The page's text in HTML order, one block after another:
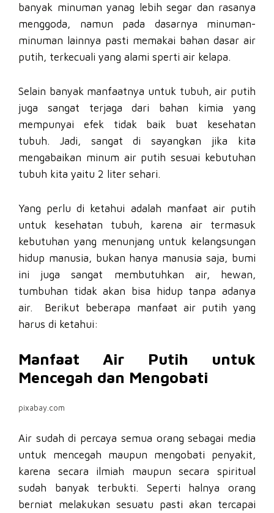
banyak minuman yanag lebih segar dan rasanya
menggoda, namun pada dasarnya minuman-
minuman lainnya pasti memakai bahan dasar air
putih, terkecuali yang alami sperti air kelapa.
Selain banyak manfaatnya untuk tubuh, air putih
juga sangat terjaga dari bahan kimia yang
mempunyai efek tidak baik buat kesehatan
tubuh. Jadi, sangat di sayangkan jika kita
mengabaikan minum air putih sesuai kebutuhan
tubuh kita yaitu 2 liter sehari.
Yang perlu di ketahui adalah manfaat air putih
untuk kesehatan tubuh, karena air termasuk
kebutuhan yang menunjang untuk kelangsungan
hidup manusia, bukan hanya manusia saja, bumi
ini juga sangat membutuhkan air, hewan,
tumbuhan tidak akan bisa hidup tanpa adanya
air. Berikut beberapa manfaat air putih yang
harus di ketahui:
Manfaat Air Putih untuk
Mencegah dan Mengobati
pixabay.com
Air sudah di percaya semua orang sebagai media
untuk mencegah maupun mengobati penyakit,
karena secara ilmiah maupun secara spiritual
sudah banyak terbukti. Seperti halnya orang
berniat melakukan sesuatu pasti akan tercapai